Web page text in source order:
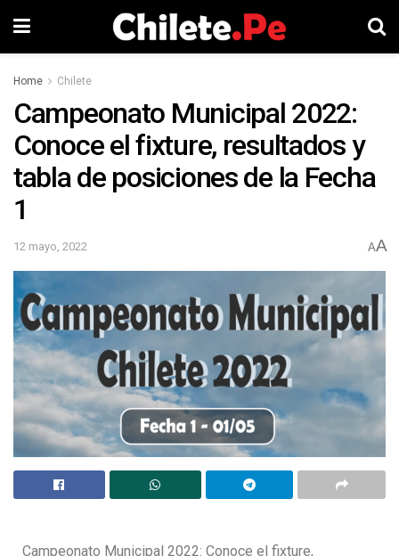
Home Chilete
Campeonato Municipal 2022:
Conoce el fixture, resultados y
tabla de posiciones de la Fecha
1
12 mayo, 2022 AA
Campeonato Municipal 2022: Conoce el fixture,